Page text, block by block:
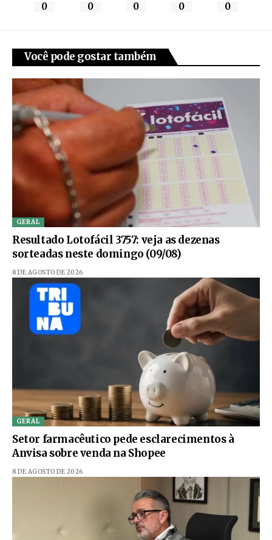
0 0 0 0 0
Você pode gostar também
GERAL
Resultado Lotofácil 3757: veja as dezenas
sorteadas neste domingo (09/08)
8 DE AGOSTO DE 2026
GERAL
Setor farmacêutico pede esclarecimentos à
Anvisa sobre venda na Shopee
8 DE AGOSTO DE 2026